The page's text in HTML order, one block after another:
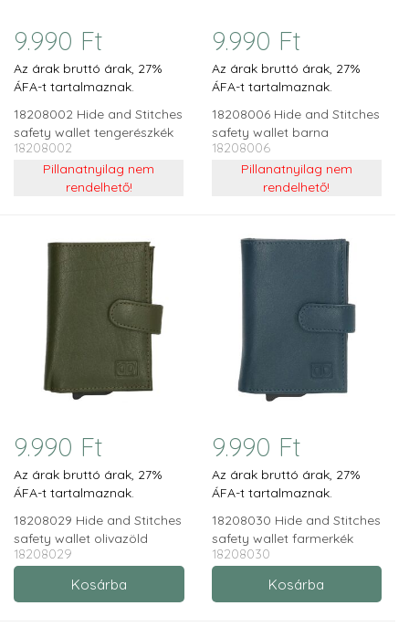
9.990 Ft
Az árak bruttó árak, 27%
ÁFA-t tartalmaznak.
18208002 Hide and Stitches
safety wallet tengerészkék
18208002
Pillanatnyilag nem
rendelhető!
9.990 Ft
Az árak bruttó árak, 27%
ÁFA-t tartalmaznak.
18208006 Hide and Stitches
safety wallet barna
18208006
Pillanatnyilag nem
rendelhető!
9.990 Ft
Az árak bruttó árak, 27%
ÁFA-t tartalmaznak.
18208029 Hide and Stitches
safety wallet olivazöld
18208029
9.990 Ft
Az árak bruttó árak, 27%
ÁFA-t tartalmaznak.
18208030 Hide and Stitches
safety wallet farmerkék
18208030